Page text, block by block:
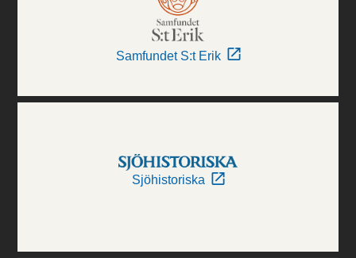
Samfundet S:t Erik
Sjöhistoriska